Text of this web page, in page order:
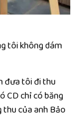
tôi không dám
đưa tôi đi thu
CD chỉ có băng
của anh Bảo